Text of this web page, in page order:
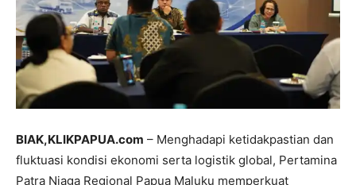
BIAK,KLIKPAPUA.com – Menghadapi ketidakpastian dan
fluktuasi kondisi ekonomi serta logistik global, Pertamina
Patra Niaga Regional Papua Maluku memperkuat